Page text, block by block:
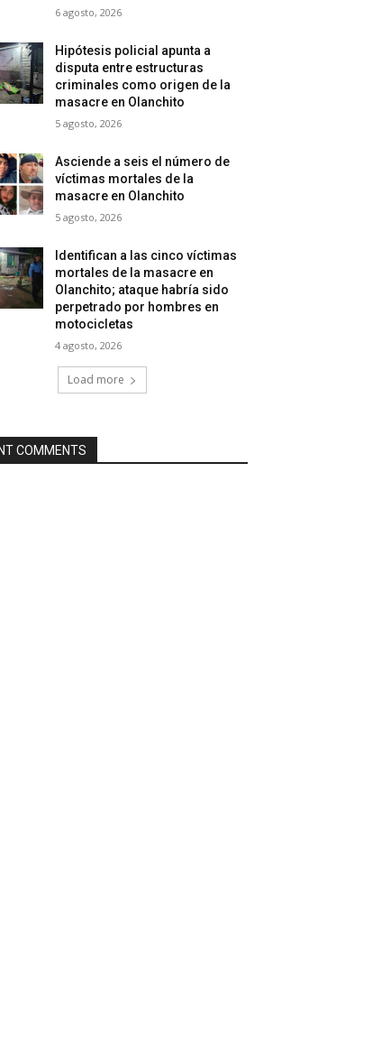
6 agosto, 2026
Hipótesis policial apunta a
disputa entre estructuras
criminales como origen de la
masacre en Olanchito
5 agosto, 2026
Asciende a seis el número de
víctimas mortales de la
masacre en Olanchito
5 agosto, 2026
Identifican a las cinco víctimas
mortales de la masacre en
Olanchito; ataque habría sido
perpetrado por hombres en
motocicletas
4 agosto, 2026
Load more
COMMENTS